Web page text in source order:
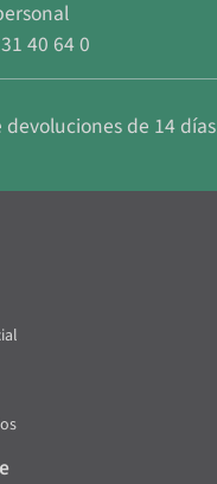
40 64 0
devoluciones de 14 días